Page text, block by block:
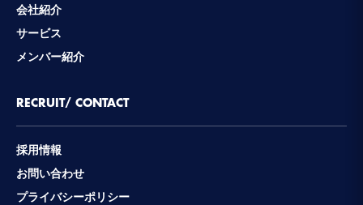
会社紹介
サービス
メンバー紹介
RECRUIT/ CONTACT
採用情報
お問い合わせ
プライバシーポリシー